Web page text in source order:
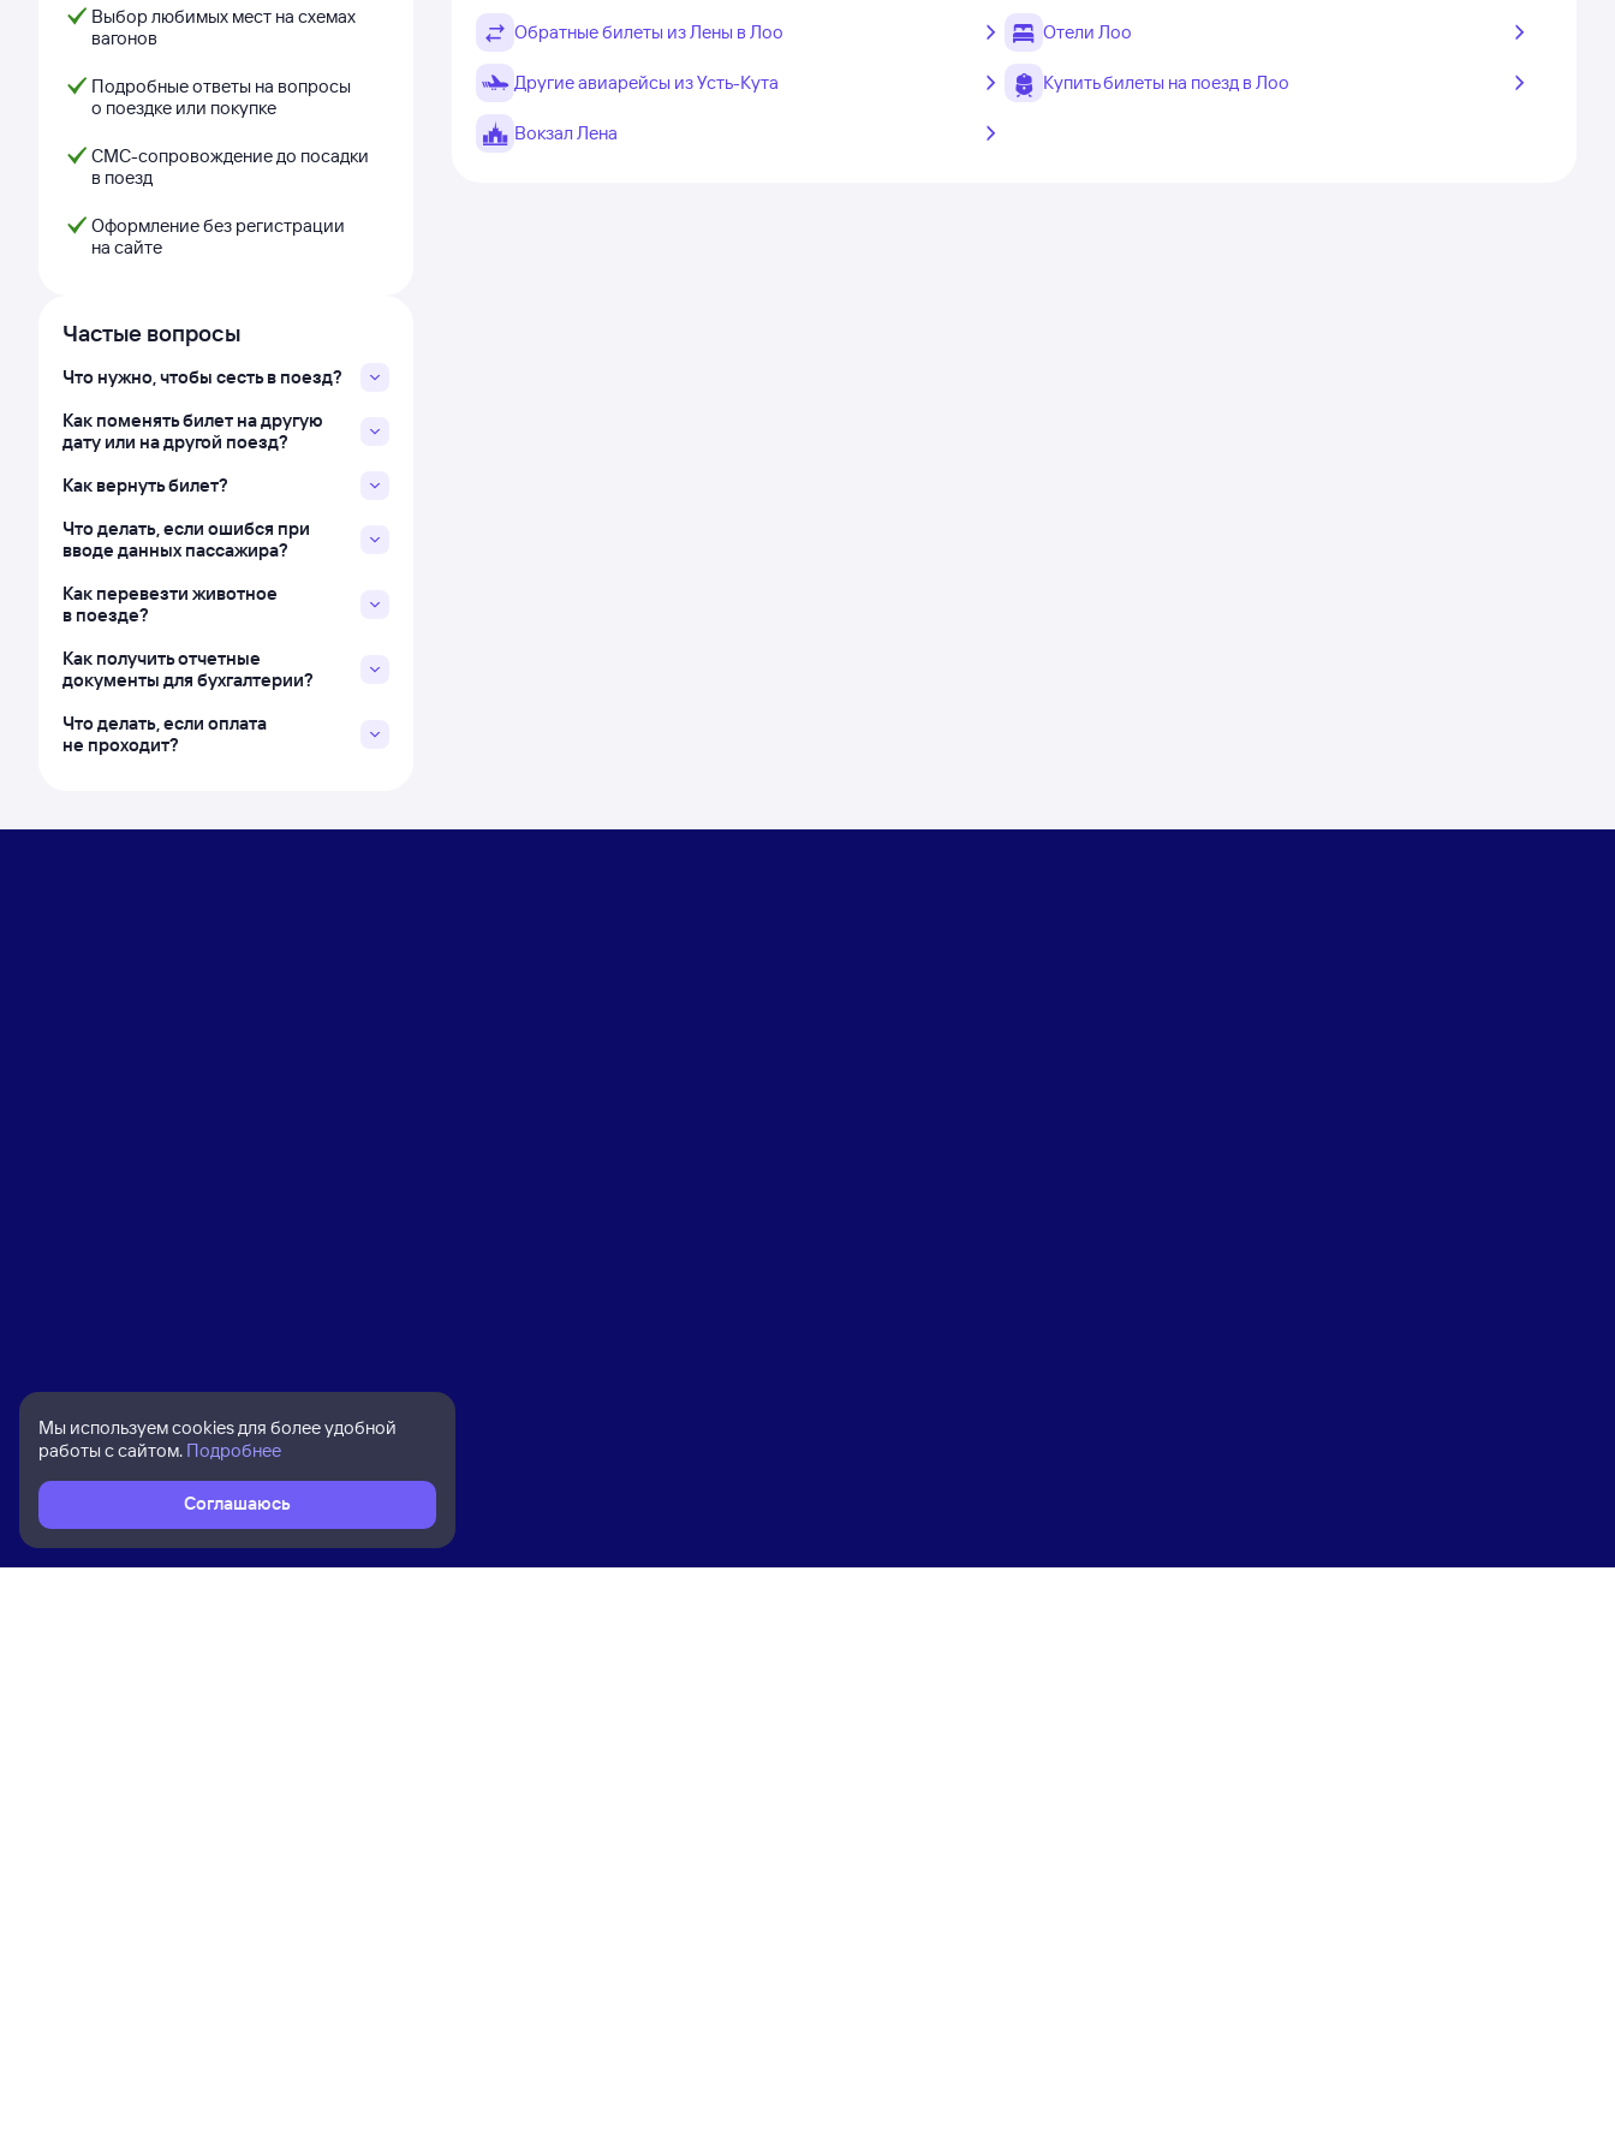
Выбор любимых мест на схемах
вагонов
Подробные ответы на вопросы
о поездке или покупке
СМС-сопровождение до посадки
в поезд
Оформление без регистрации
на сайте
Частые вопросы
Что нужно, чтобы сесть в поезд?
Как поменять билет на другую
дату или на другой поезд?
Как вернуть билет?
Что делать, если ошибся при
вводе данных пассажира?
Как перевезти животное
в поезде?
Как получить отчетные
документы для бухгалтерии?
Что делать, если оплата
не проходит?
Обратные билеты из Лены в Лоо Отели Лоо
Другие авиарейсы из Усть-Кута Купить билеты на поезд в Лоо
Вокзал Лена
Мы используем cookies для более удобной
работы с сайтом. Подробнее
Соглашаюсь